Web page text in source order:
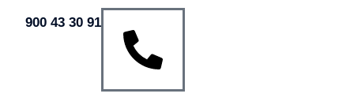
900 43 30 91